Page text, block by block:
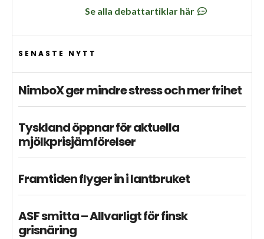
Se alla debattartiklar här
SENASTE NYTT
NimboX ger mindre stress och mer frihet
Tyskland öppnar för aktuella
mjölkprisjämförelser
Framtiden flyger in i lantbruket
ASF smitta – Allvarligt för finsk
grisnäring